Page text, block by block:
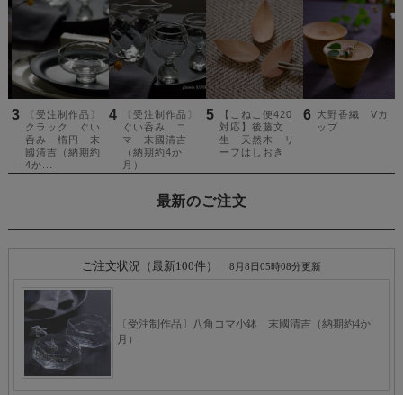
最新のご注文